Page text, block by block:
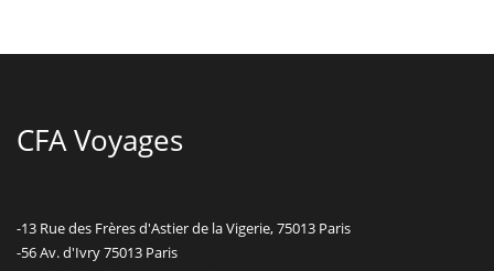
CFA Voyages
-13 Rue des Frères d'Astier de la Vigerie, 75013 Paris
-56 Av. d'Ivry 75013 Paris